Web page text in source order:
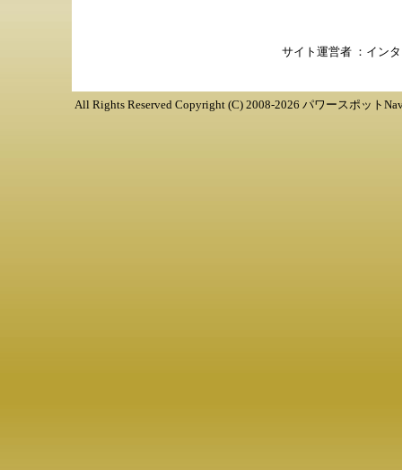
サイト運営者 ： イン
All Rights Reserved Copyright (C) 2008-2026 パワースポット